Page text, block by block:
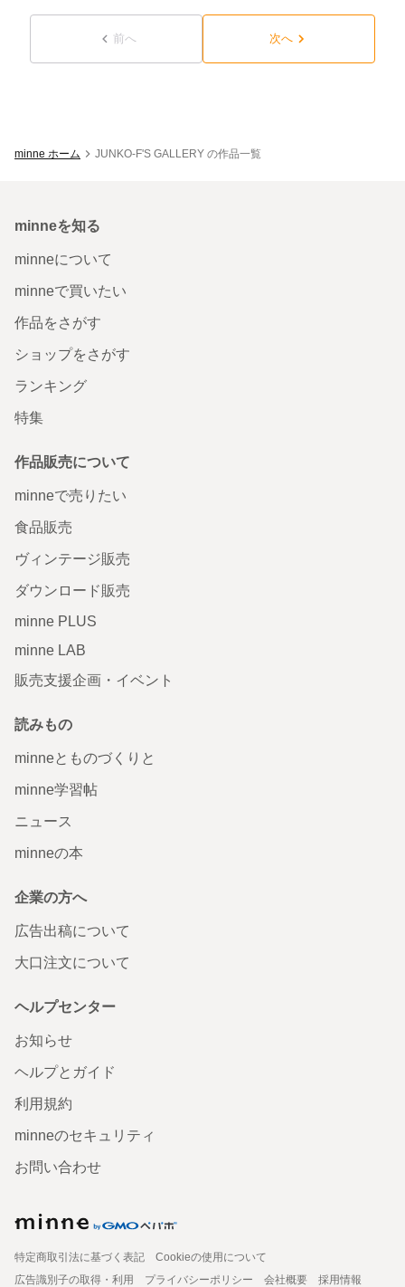
前へ 次へ
minne ホーム JUNKO-F'S GALLERY の作品一覧
minneを知る
minneについて
minneで買いたい
作品をさがす
ショップをさがす
ランキング
特集
作品販売について
minneで売りたい
食品販売
ヴィンテージ販売
ダウンロード販売
minne PLUS
minne LAB
販売支援企画・イベント
読みもの
minneとものづくりと
minne学習帖
ニュース
minneの本
企業の方へ
広告出稿について
大口注文について
ヘルプセンター
お知らせ
ヘルプとガイド
利用規約
minneのセキュリティ
お問い合わせ
特定商取引法に基づく表記
Cookieの使用について
広告識別子の取得・利用
プライバシーポリシー 会社概要
採用情報